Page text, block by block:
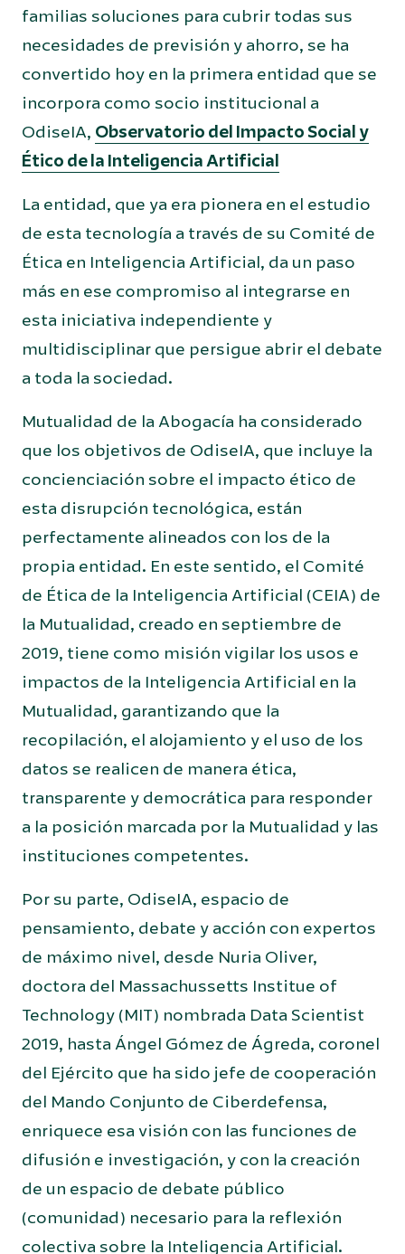
familias soluciones para cubrir todas sus
necesidades de previsión y ahorro, se ha
convertido hoy en la primera entidad que se
incorpora como socio institucional a
OdiseIA, Observatorio del Impacto Social y
Ético de la Inteligencia Artificial
La entidad, que ya era pionera en el estudio
de esta tecnología a través de su Comité de
Ética en Inteligencia Artificial, da un paso
más en ese compromiso al integrarse en
esta iniciativa independiente y
multidisciplinar que persigue abrir el debate
a toda la sociedad.
Mutualidad de la Abogacía ha considerado
que los objetivos de OdiseIA, que incluye la
concienciación sobre el impacto ético de
esta disrupción tecnológica, están
perfectamente alineados con los de la
propia entidad. En este sentido, el Comité
de Ética de la Inteligencia Artificial (CEIA) de
la Mutualidad, creado en septiembre de
2019, tiene como misión vigilar los usos e
impactos de la Inteligencia Artificial en la
Mutualidad, garantizando que la
recopilación, el alojamiento y el uso de los
datos se realicen de manera ética,
transparente y democrática para responder
a la posición marcada por la Mutualidad y las
instituciones competentes.
Por su parte, OdiseIA, espacio de
pensamiento, debate y acción con expertos
de máximo nivel, desde Nuria Oliver,
doctora del Massachussetts Institue of
Technology (MIT) nombrada Data Scientist
2019, hasta Ángel Gómez de Ágreda, coronel
del Ejército que ha sido jefe de cooperación
del Mando Conjunto de Ciberdefensa,
enriquece esa visión con las funciones de
difusión e investigación, y con la creación
de un espacio de debate público
(comunidad) necesario para la reflexión
colectiva sobre la Inteligencia Artificial.